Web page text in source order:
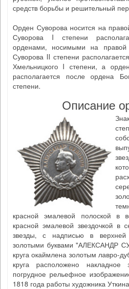
средств борьбы и решительный
Орден Суворова носится на
Суворова I степени
орденами, носимыми на правой
Суворова II степени
Хмельницкого I степени, а
располагается после ордена
степени.
Описание
красной эмалевой полоской в
красной эмалевой звездочкой в
звезды, с надписью в верхней
золотыми буквами "АЛЕКСАНДР
круга окаймлена золотым лавро-
круга расположено накладное
погрудное рельефное
1818 года работы художника